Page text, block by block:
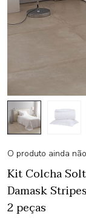
O produto ainda
Kit Colcha
Damask
2 peças